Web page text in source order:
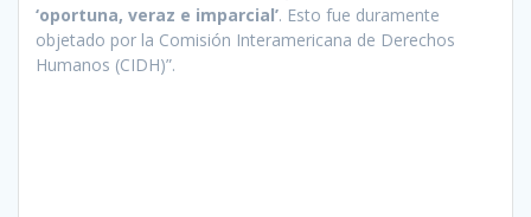
‘oportuna, veraz e imparcial’. Esto fue duramente
objetado por la Comisión Interamericana de Derechos
Humanos (CIDH)”.